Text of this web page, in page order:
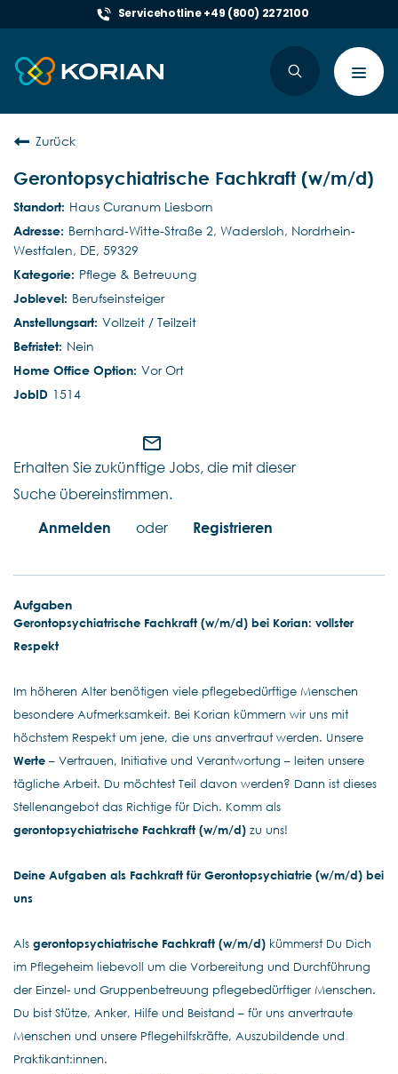
Servicehotline +49 (800) 2272100
Zurück
Gerontopsychiatrische Fachkraft (w/m/d)
Haus Curanum Liesborn
Bernhard-Witte-Straße 2, Wadersloh, Nordrhein-
Westfalen, DE, 59329
Pflege & Betreuung
Berufseinsteiger
Vollzeit / Teilzeit
Nein
Vor Ort
1514
mail_outline
Erhalten Sie zukünftige Jobs, die mit dieser
Suche übereinstimmen.
Anmelden
oder Registrieren
Aufgaben
Gerontopsychiatrische Fachkraft (w/m/d) bei Korian: vollster
Respekt
Im höheren Alter benötigen viele pflegebedürftige Menschen
besondere Aufmerksamkeit. Bei Korian kümmern wir uns mit
höchstem Respekt um jene, die uns anvertraut werden. Unsere
Werte – Vertrauen, Initiative und Verantwortung – leiten unsere
tägliche Arbeit. Du möchtest Teil davon werden? Dann ist dieses
Stellenangebot das Richtige für Dich. Komm als
gerontopsychiatrische Fachkraft (w/m/d) zu uns!
Deine Aufgaben als Fachkraft für Gerontopsychiatrie (w/m/d) bei
uns
Als gerontopsychiatrische Fachkraft (w/m/d) kümmerst Du Dich
im Pflegeheim liebevoll um die Vorbereitung und Durchführung
der Einzel- und Gruppenbetreuung pflegebedürftiger Menschen.
Du bist Stütze, Anker, Hilfe und Beistand – für uns anvertraute
Menschen und unsere Pflegehilfskräfte, Auszubildende und
Praktikant:innen.